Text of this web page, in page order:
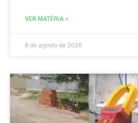
VER MATÉRIA »
8 de agosto de 2026